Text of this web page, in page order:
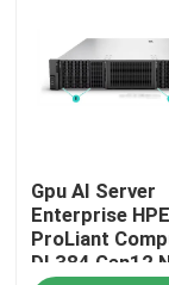
Продукты
Видеозаписи
Gpu AI Server
Enterprise HPE
ProLiant
DL384 Gen12